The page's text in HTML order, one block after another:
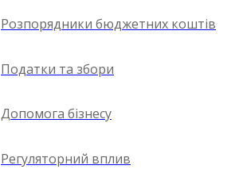
Розпорядники бюджетних коштів
Податки та збори
Допомога бізнесу
Регуляторний вплив